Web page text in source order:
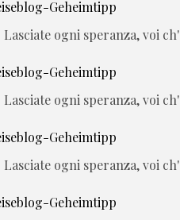
ogni speranza, voi
ogni speranza, voi
ogni speranza, voi